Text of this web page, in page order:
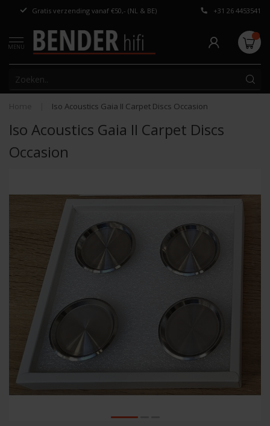
Gratis verzending vanaf €50,- (NL & BE) Persoonlijk
+31 26 4453541
MENU
Home Iso Acoustics Gaia II Carpet Discs Occasion
Iso Acoustics Gaia II Carpet Discs
Occasion